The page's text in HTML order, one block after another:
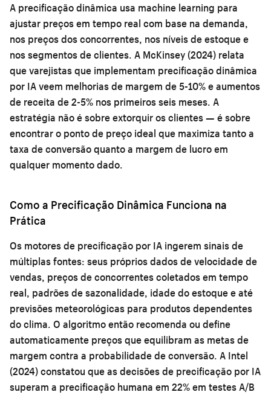
A precificação dinâmica usa machine learning para
ajustar preços em tempo real com base na demanda,
nos preços dos concorrentes, nos níveis de estoque e
nos segmentos de clientes. A McKinsey (2024) relata
que varejistas que implementam precificação dinâmica
por IA veem melhorias de margem de 5-10% e aumentos
de receita de 2-5% nos primeiros seis meses. A
estratégia não é sobre extorquir os clientes — é sobre
encontrar o ponto de preço ideal que maximiza tanto a
taxa de conversão quanto a margem de lucro em
qualquer momento dado.
Como a Precificação Dinâmica Funciona na
Prática
Os motores de precificação por IA ingerem sinais de
múltiplas fontes: seus próprios dados de velocidade de
vendas, preços de concorrentes coletados em tempo
real, padrões de sazonalidade, idade do estoque e até
previsões meteorológicas para produtos dependentes
do clima. O algoritmo então recomenda ou define
automaticamente preços que equilibram as metas de
margem contra a probabilidade de conversão. A Intel
(2024) constatou que as decisões de precificação por IA
superam a precificação humana em 22% em testes A/B